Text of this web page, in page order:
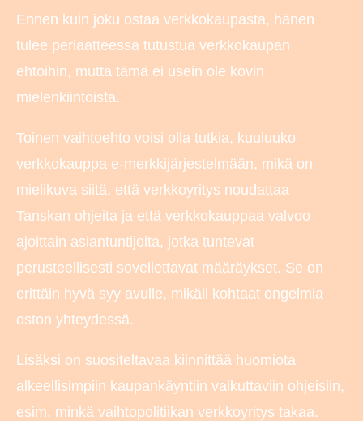
Ennen kuin joku ostaa verkkokaupasta, hänen
tulee periaatteessa tutustua verkkokaupan
ehtoihin, mutta tämä ei usein ole kovin
mielenkiintoista.
Toinen vaihtoehto voisi olla tutkia, kuuluuko
verkkokauppa e-merkkijärjestelmään, mikä on
mielikuva siitä, että verkkoyritys noudattaa
Tanskan ohjeita ja että verkkokauppaa valvoo
ajoittain asiantuntijoita, jotka tuntevat
perusteellisesti sovellettavat määräykset. Se on
erittäin hyvä syy avulle, mikäli kohtaat ongelmia
oston yhteydessä.
Lisäksi on suositeltavaa kiinnittää huomiota
alkeellisimpiin kaupankäyntiin vaikuttaviin ohjeisiin,
esim. minkä vaihtopolitiikan verkkoyritys takaa.